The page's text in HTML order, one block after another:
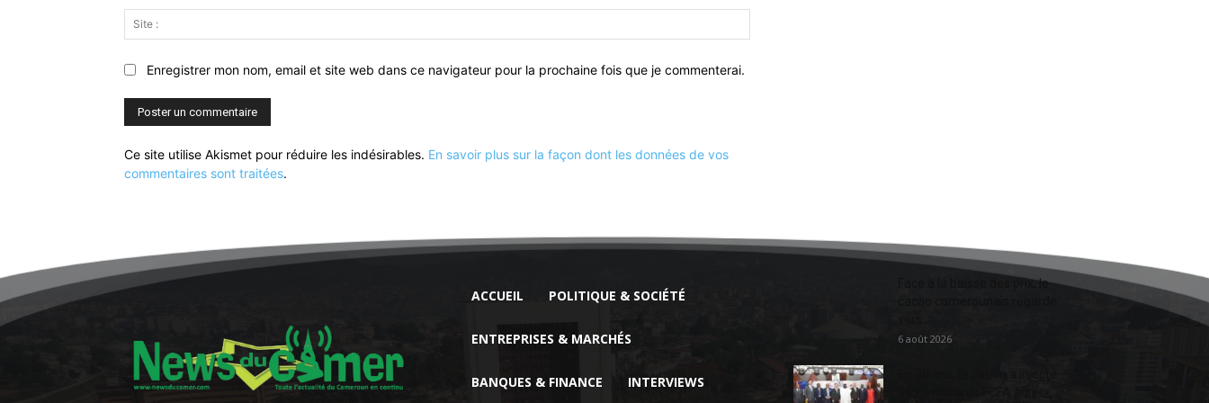
:
Enregistrer mon nom, email et site web dans ce navigateur pour la prochaine fois que je commenterai.
Ce site utilise Akismet pour réduire les indésirables. En savoir plus sur la façon dont les données de vos
commentaires sont traitées.
ACCUEIL POLITIQUE & SOCIÉTÉ
ENTREPRISES & MARCHÉS
BANQUES & FINANCE INTERVIEWS
Face à la baisse des prix, le
6 août 2026